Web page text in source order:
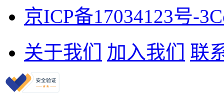
京ICP备17034123号-3
关于我们 加入我们 联